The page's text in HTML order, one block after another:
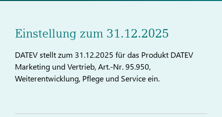
Einstellung zum 31.12.2025
DATEV stellt zum 31.12.2025 für das Produkt DATEV
Marketing und Vertrieb, Art.-Nr. 95.950,
Weiterentwicklung, Pflege und Service ein.